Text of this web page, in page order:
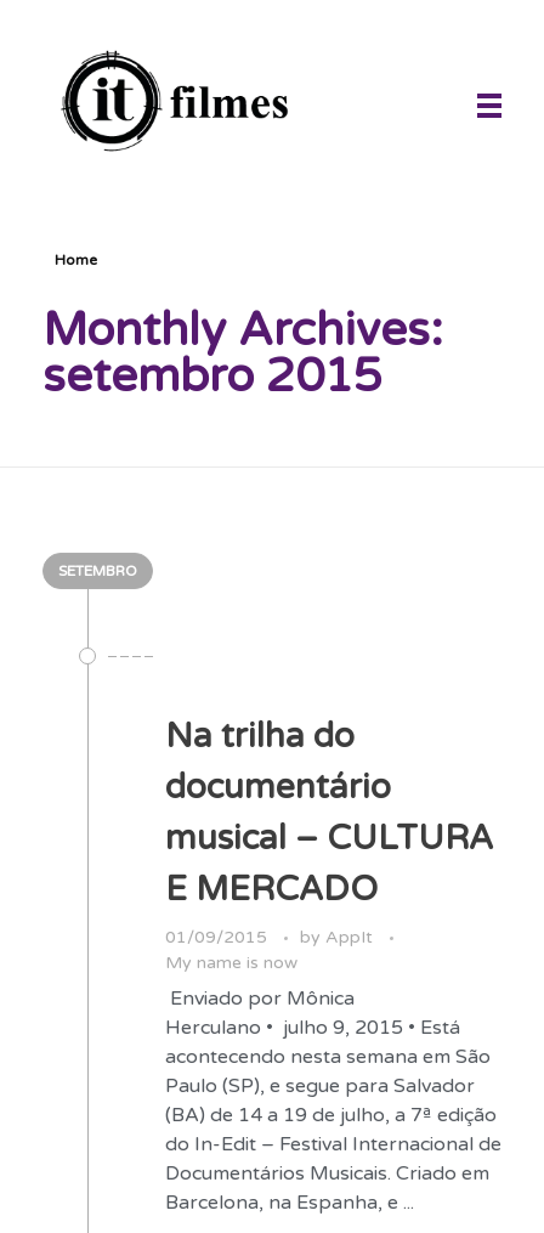
Home
Monthly Archives:
setembro 2015
SETEMBRO
Na trilha do
documentário
musical – CULTURA
E MERCADO
01/09/2015 by AppIt
My name is now
Enviado por Mônica
Herculano • julho 9, 2015 • Está
acontecendo nesta semana em São
Paulo (SP), e segue para Salvador
(BA) de 14 a 19 de julho, a 7ª edição
do In-Edit – Festival Internacional de
Documentários Musicais. Criado em
Barcelona, na Espanha, e ...